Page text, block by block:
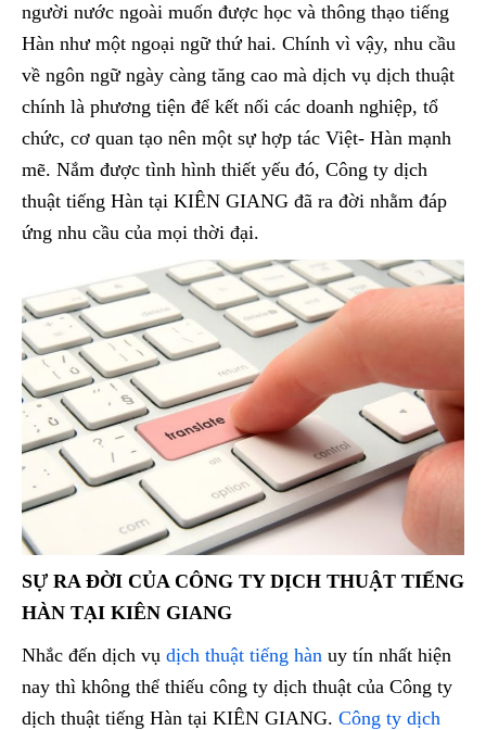
người nước ngoài muốn được học và thông thạo tiếng
Hàn như một ngoại ngữ thứ hai. Chính vì vậy, nhu cầu
về ngôn ngữ ngày càng tăng cao mà dịch vụ dịch thuật
chính là phương tiện để kết nối các doanh nghiệp, tổ
chức, cơ quan tạo nên một sự hợp tác Việt- Hàn mạnh
mẽ. Nắm được tình hình thiết yếu đó, Công ty dịch
thuật tiếng Hàn tại KIÊN GIANG đã ra đời nhằm đáp
ứng nhu cầu của mọi thời đại.
SỰ RA ĐỜI CỦA CÔNG TY DỊCH THUẬT TIẾNG
HÀN TẠI KIÊN GIANG
Nhắc đến dịch vụ dịch thuật tiếng hàn uy tín nhất hiện
nay thì không thể thiếu công ty dịch thuật của Công ty
dịch thuật tiếng Hàn tại KIÊN GIANG. Công ty dịch